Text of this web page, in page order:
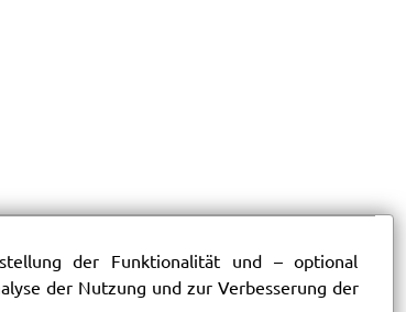
der Funktionalität und – optional
der Nutzung und zur Verbesserung der